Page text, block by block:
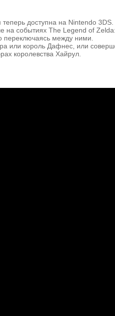
доступна на Nintendo 3DS.
событиях The Legend of
переключаясь между ними.
или король Дафнес, или
королевства Хайрул.